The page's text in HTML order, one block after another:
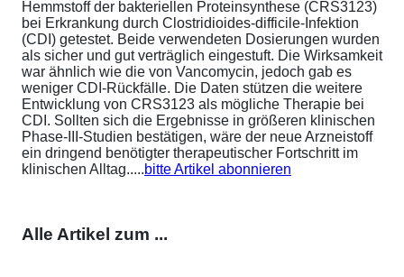
Hemmstoff der bakteriellen Proteinsynthese (CRS3123)
bei Erkrankung durch Clostridioides-difficile-Infektion
(CDI) getestet. Beide verwendeten Dosierungen wurden
als sicher und gut verträglich eingestuft. Die Wirksamkeit
war ähnlich wie die von Vancomycin, jedoch gab es
weniger CDI-Rückfälle. Die Daten stützen die weitere
Entwicklung von CRS3123 als mögliche Therapie bei
CDI. Sollten sich die Ergebnisse in größeren klinischen
Phase-III-Studien bestätigen, wäre der neue Arzneistoff
ein dringend benötigter therapeutischer Fortschritt im
klinischen Alltag.....bitte Artikel abonnieren
Alle Artikel zum ...